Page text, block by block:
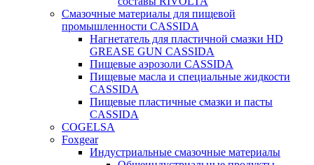
Смазочные материалы для пищевой
промышленности CASSIDA
Нагнетатель для пластичной смазки HD
GREASE GUN CASSIDA
Пищевые аэрозоли CASSIDA
Пищевые масла и специальные жидкости
CASSIDA
Пищевые пластичные смазки и пасты
CASSIDA
COGELSA
Foxgear
Индустриальные смазочные материалы